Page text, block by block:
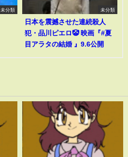
未分類 未分類
日本を震撼させた連続殺人
犯・品川ピエロ🤡 映画『#夏
目アラタの結婚 』9.6公開